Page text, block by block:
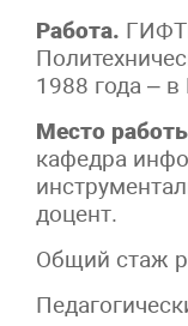
Работа.
1988 года –
Место
кафедра
доцент.
Общий стаж